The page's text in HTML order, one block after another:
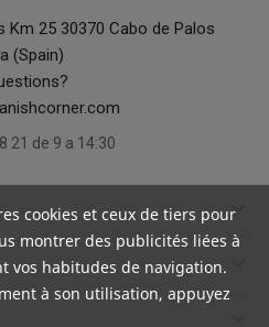
Km 25 30370 Cabo de Palos
(Spain)
21 de 9 a 14:30
keyboard_arrow_down
keyboard_arrow_down
cookies et ceux de tiers pour
montrer des publicités liées à
vos habitudes de navigation.
à son utilisation, appuyez